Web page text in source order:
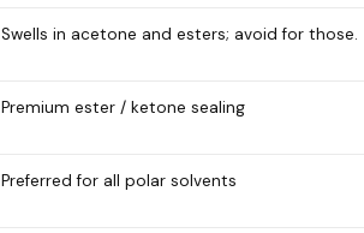
Swells in acetone and esters; avoid for those.
Premium ester / ketone sealing
Preferred for all polar solvents